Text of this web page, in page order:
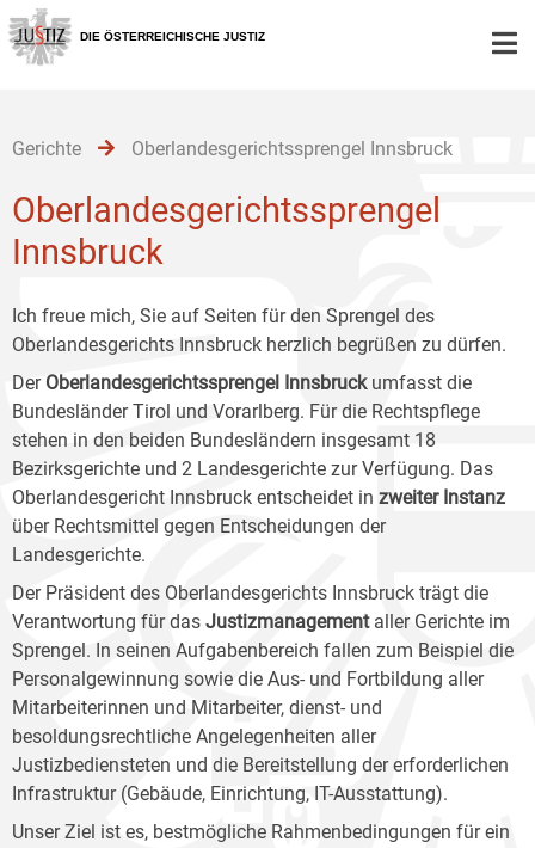
Zur
Hauptnavigation
[1]
Zum
Inhalt
[2]
Zum
Untermenü
[3]
DIE ÖSTERREICHISCHE JUSTIZ
Gerichte Oberlandesgerichtssprengel Innsbruck
Oberlandesgerichtssprengel
Innsbruck
Ich freue mich, Sie auf Seiten für den Sprengel des
Oberlandesgerichts Innsbruck herzlich begrüßen zu dürfen.
Der Oberlandesgerichtssprengel Innsbruckumfasst die
Bundesländer Tirol und Vorarlberg. Für die Rechtspflege
stehen in den beiden Bundesländern insgesamt 18
Bezirksgerichte und 2 Landesgerichte zur Verfügung. Das
Oberlandesgericht Innsbruck entscheidet in zweiter Instanz
über Rechtsmittel gegen Entscheidungen der
Landesgerichte.
Der Präsident des Oberlandesgerichts Innsbruck trägt die
Verantwortung für das Justizmanagementaller Gerichte im
Sprengel. In seinen Aufgabenbereich fallen zum Beispiel die
Personalgewinnung sowie die Aus- und Fortbildung aller
Mitarbeiterinnen und Mitarbeiter, dienst- und
besoldungsrechtliche Angelegenheiten aller
Justizbediensteten und die Bereitstellung der erforderlichen
Infrastruktur (Gebäude, Einrichtung, IT-Ausstattung).
Unser Ziel ist es, bestmögliche Rahmenbedingungen für ein